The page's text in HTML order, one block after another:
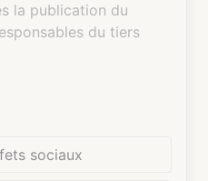
la publication du
du tiers
sociaux